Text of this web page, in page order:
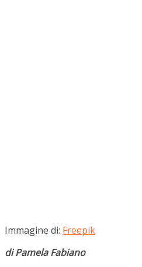
Immagine di: Freepik
di Pamela Fabiano